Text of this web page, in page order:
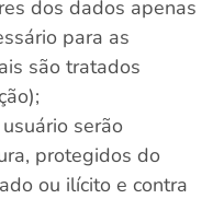
dos dados apenas
para as
são tratados
serão
protegidos do
ou ilícito e contra